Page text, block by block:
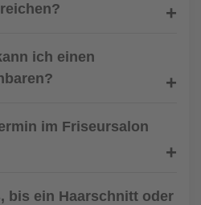
ich einen
im Friseursalon
bis ein Haarschnitt oder